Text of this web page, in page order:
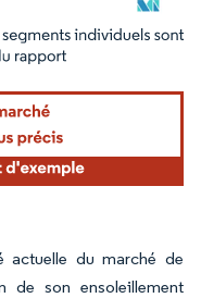
une attribution sous CC BY
actuelle du marché de
de son ensoleillement